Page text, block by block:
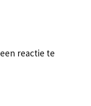
reactie te